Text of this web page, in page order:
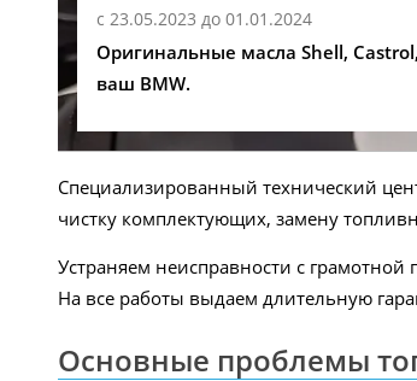
с 23.05.2023 до 01.01.2024
Оригинальные масла Shell,
ваш BMW.
Специализированный технический
чистку комплектующих, замену
Устраняем неисправности с
На все работы выдаем длительную
Основные проблемы